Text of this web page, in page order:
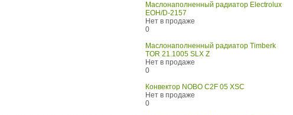
Маслонаполненный радиатор Electrolux
EOH/D-2157
Нет в продаже
0
Маслонаполненный радиатор Timberk
TOR 21.1005 SLX Z
Нет в продаже
0
Конвектор NOBO C2F 05 XSC
Нет в продаже
0